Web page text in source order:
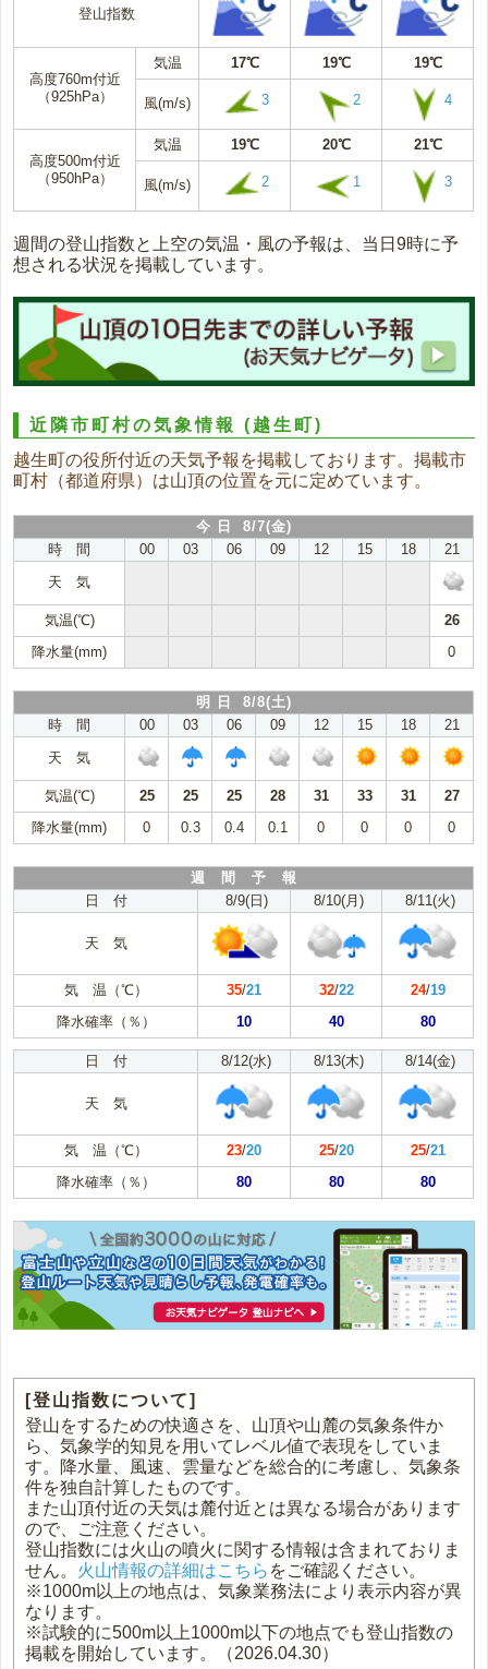
登山指数
高度760m付近
（925hPa）
気温 17℃ 19℃ 19℃
風(m/s) 3 2 4
高度500m付近
（950hPa）
気温 19℃ 20℃ 21℃
風(m/s) 2 1 3
週間の登山指数と上空の気温・風の予報は、当日9時に予
想される状況を掲載しています。
近隣市町村の気象情報(越生町)
越生町の役所付近の天気予報を掲載しております。掲載市
町村（都道府県）は山頂の位置を元に定めています。
今 日 8/7(金)
時 間
00 03 06 09 12 15 18
21
天 気
気温(℃)
26
降水量(mm)
0
明 日 8/8(土)
時 間
00 03 06 09 12 15 18
21
天 気
気温(℃) 25 25 25 28 31 33 31
27
降水量(mm)
0 0.3 0.4 0.1 0 0 0 0
週 間 予 報
日 付
8/9(日) 8/10(月) 8/11(火)
天 気
気 温（℃） 35/21 32/22 24/19
降水確率（％）
10 40 80
日 付 8/12(水) 8/13(木) 8/14(金)
天 気
気 温（℃） 23/20 25/20 25/21
降水確率（％）
80 80 80
[登山指数について]
登山をするための快適さを、山頂や山麓の気象条件か
ら、気象学的知見を用いてレベル値で表現をしていま
す。降水量、風速、雲量などを総合的に考慮し、気象条
件を独自計算したものです。
また山頂付近の天気は麓付近とは異なる場合があります
ので、ご注意ください。
登山指数には火山の噴火に関する情報は含まれておりま
せん。 火山情報の詳細はこちら をご確認ください。
※1000m以上の地点は、気象業務法により表示内容が異
なります。
※試験的に500m以上1000m以下の地点でも登山指数の
掲載を開始しています。（2026.04.30）